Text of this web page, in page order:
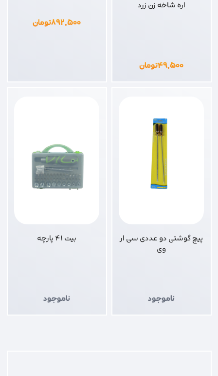
اره شاخه زن زرد
۴۹,۵۰۰تومان
۸۹۲,۵۰۰تومان
پیچ گوشتی دو عددی سی ار
وی
ناموجود
بیت 41 پارچه
ناموجود